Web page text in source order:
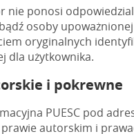
ponosi
osoby
oryginalnych
dla użytkownika.
i pokrewne
PUESC pod
autorskim i